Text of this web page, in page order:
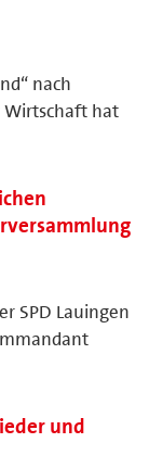
nach
Wirtschaft hat
SPD Lauingen
und